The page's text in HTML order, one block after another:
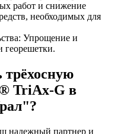
работ и снижение
необходимых для
Упрощение и
георешетки.
трёхосную
TriAx-G в
надежный партнер и